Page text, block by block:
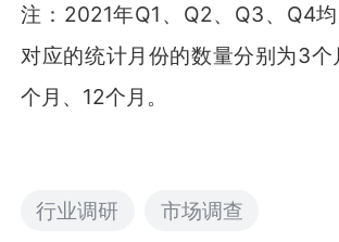
注：2021年Q1、Q2、Q3、Q4均
对应的统计月份的数量分别为3
个月、12个月。
行业调研 市场调查